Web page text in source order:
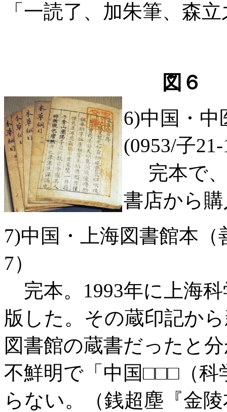
「一読了、加朱筆、森
図６
6)中国・中
(0953/子
完本で、
書店から
7)中国・上海図書館本（
7）
完本。1993年に上海
版した。その蔵印記か
図書館の蔵書だったと
不鮮明で「中国□□□（科
らない。（銭超塵『金